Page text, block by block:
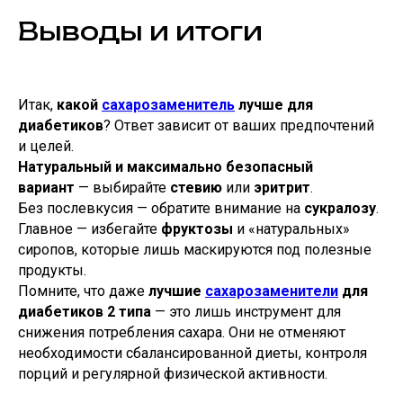
Выводы и итоги
Итак, какой сахарозаменитель лучше для
диабетиков? Ответ зависит от ваших предпочтений
и целей.
Натуральный и максимально безопасный
вариант — выбирайте стевию или эритрит.
Без послевкусия — обратите внимание на сукралозу.
Главное — избегайте фруктозы и «натуральных»
сиропов, которые лишь маскируются под полезные
продукты.
Помните, что даже лучшие сахарозаменители для
диабетиков 2 типа — это лишь инструмент для
снижения потребления сахара. Они не отменяют
необходимости сбалансированной диеты, контроля
порций и регулярной физической активности.